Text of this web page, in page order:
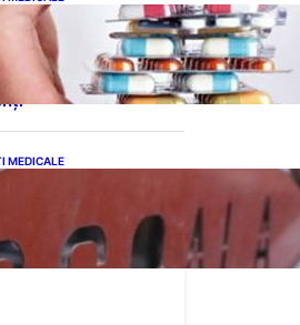
Medicamentelor
Tulburări Digestive:
Suspendarea
și Panzcebil pentru
MEDICALE
Educațională din
O Schimbare
pentru
Viitoare